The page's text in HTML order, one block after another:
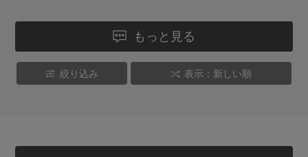
もっと見る
絞り込み 表示：新しい順